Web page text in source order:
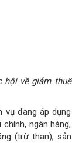
hội về giảm thuế
vụ đang áp dụng
ngân hàng,
(trừ than), sản